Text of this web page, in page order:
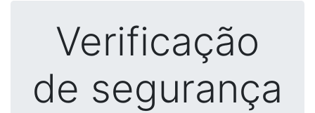
Verificação
de segurança